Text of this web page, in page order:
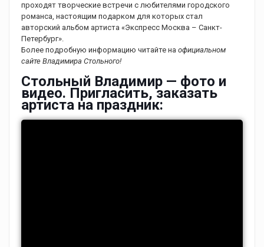
проходят творческие встречи с любителями городского
романса, настоящим подарком для которых стал
авторский альбом артиста «Экспресс Москва – Санкт-
Петербург».
Более подробную информацию читайте на официальном
сайте Владимира Стольного!
Стольный Владимир — фото и
видео. Пригласить, заказать
артиста на праздник: